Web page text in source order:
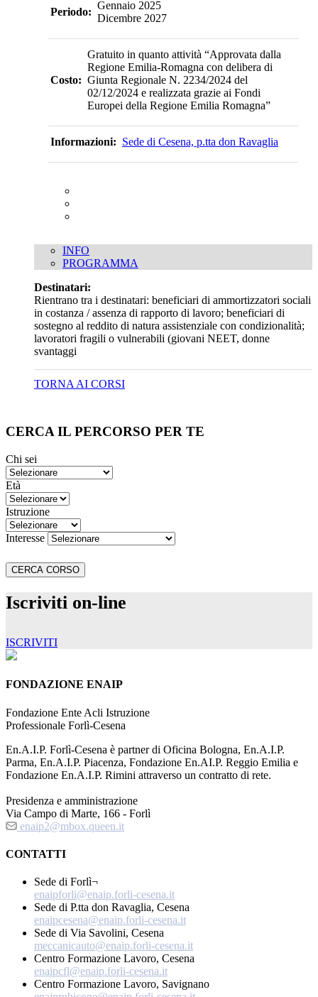
Periodo:
Gennaio 2025
Dicembre 2027
Costo:
Gratuito in quanto attività “Approvata dalla
Regione Emilia-Romagna con delibera di
Giunta Regionale N. 2234/2024 del
02/12/2024 e realizzata grazie ai Fondi
Europei della Regione Emilia Romagna”
Informazioni: Sede di Cesena, p.tta don Ravaglia
INFO
PROGRAMMA
Destinatari:
Rientrano tra i destinatari: beneficiari di ammortizzatori sociali
in costanza / assenza di rapporto di lavoro; beneficiari di
sostegno al reddito di natura assistenziale con condizionalità;
lavoratori fragili o vulnerabili (giovani NEET, donne
svantaggi
TORNA AI CORSI
CERCA IL PERCORSO PER TE
Chi sei
Età
Istruzione
Interesse
Iscriviti on-line
ISCRIVITI
FONDAZIONE ENAIP
Fondazione Ente Acli Istruzione
Professionale Forlì-Cesena
En.A.I.P. Forlì-Cesena è partner di Oficina Bologna, En.A.I.P.
Parma, En.A.I.P. Piacenza, Fondazione En.AI.P. Reggio Emilia e
Fondazione En.A.I.P. Rimini attraverso un contratto di rete.
Presidenza e amministrazione
Via Campo di Marte, 166 - Forlì
enaip2@mbox.queen.it
CONTATTI
Sede di Forlì¬
enaipforli@enaip.forli-cesena.it
Sede di P.tta don Ravaglia, Cesena
enaipcesena@enaip.forli-cesena.it
Sede di Via Savolini, Cesena
meccanicauto@enaip.forli-cesena.it
Centro Formazione Lavoro, Cesena
enaipcfl@enaip.forli-cesena.it
Centro Formazione Lavoro, Savignano